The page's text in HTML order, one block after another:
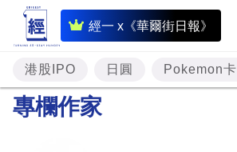
經一 x《華爾街日報》
即
時
財
經
港股IPO 日圓 Pokemon卡
專欄作家